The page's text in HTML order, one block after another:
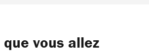
vous allez